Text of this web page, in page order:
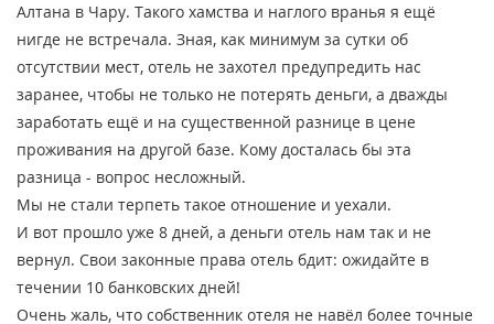
Алтана в Чару. Такого хамства и наглого вранья я ещё
нигде не встречала. Зная, как минимум за сутки об
отсутствии мест, отель не захотел предупредить нас
заранее, чтобы не только не потерять деньги, а дважды
заработать ещё и на существенной разнице в цене
проживания на другой базе. Кому досталась бы эта
разница - вопрос несложный.
Мы не стали терпеть такое отношение и уехали.
И вот прошло уже 8 дней, а деньги отель нам так и не
вернул. Свои законные права отель бдит: ожидайте в
течении 10 банковских дней!
Очень жаль, что собственник отеля не навёл более точные